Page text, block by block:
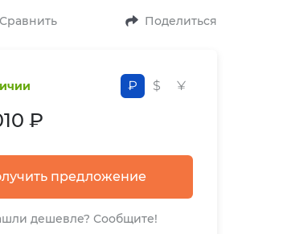
Сравнить Поделиться
₽ $ ¥
₽
предложение
дешевле? Сообщите!